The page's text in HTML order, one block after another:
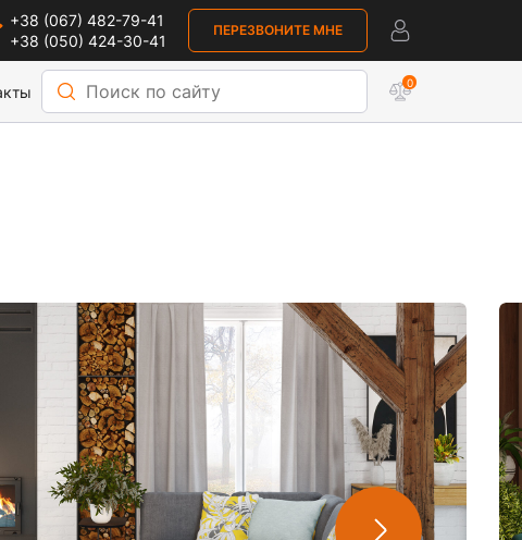
+38 (067) 482-79-41
+38 (050) 424-30-41
ПЕРЕЗВОНИТЕ МНЕ
0